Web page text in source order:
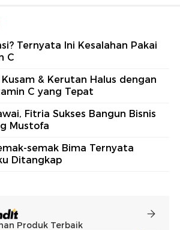
Ternyata Ini Kesalahan Pakai
C
& Kerutan Halus dengan
C yang Tepat
Fitria Sukses Bangun Bisnis
Mustofa
semak Bima Ternyata
Ditangkap